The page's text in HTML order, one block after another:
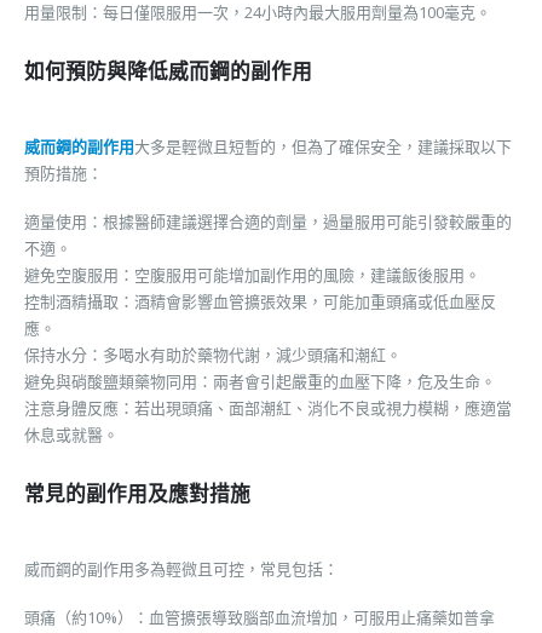
用量限制：每日僅限服用一次，24小時內最大服用劑量為100毫克。
如何預防與降低威而鋼的副作用
威而鋼的副作用大多是輕微且短暫的，但為了確保安全，建議採取以下
預防措施：
適量使用：根據醫師建議選擇合適的劑量，過量服用可能引發較嚴重的
不適。
避免空腹服用：空腹服用可能增加副作用的風險，建議飯後服用。
控制酒精攝取：酒精會影響血管擴張效果，可能加重頭痛或低血壓反
應。
保持水分：多喝水有助於藥物代謝，減少頭痛和潮紅。
避免與硝酸鹽類藥物同用：兩者會引起嚴重的血壓下降，危及生命。
注意身體反應：若出現頭痛、面部潮紅、消化不良或視力模糊，應適當
休息或就醫。
常見的副作用及應對措施
威而鋼的副作用多為輕微且可控，常見包括：
頭痛（約10%）：血管擴張導致腦部血流增加，可服用止痛藥如普拿